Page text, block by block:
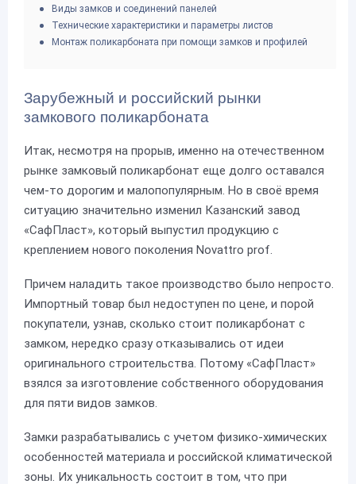
Виды замков и соединений панелей
Технические характеристики и параметры листов
Монтаж поликарбоната при помощи замков и профилей
Зарубежный и российский рынки
замкового поликарбоната
Итак, несмотря на прорыв, именно на отечественном
рынке замковый поликарбонат еще долго оставался
чем-то дорогим и малопопулярным. Но в своё время
ситуацию значительно изменил Казанский завод
«СафПласт», который выпустил продукцию с
креплением нового поколения Novattro prof.
Причем наладить такое производство было непросто.
Импортный товар был недоступен по цене, и порой
покупатели, узнав, сколько стоит поликарбонат с
замком, нередко сразу отказывались от идеи
оригинального строительства. Потому «СафПласт»
взялся за изготовление собственного оборудования
для пяти видов замков.
Замки разрабатывались с учетом физико-химических
особенностей материала и российской климатической
зоны. Их уникальность состоит в том, что при